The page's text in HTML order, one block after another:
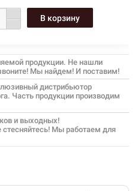
продукции. Не нашли
Мы найдем! И поставим!
дистрибьютор
Часть продукции производим
и выходных!
стесняйтесь! Мы работаем для